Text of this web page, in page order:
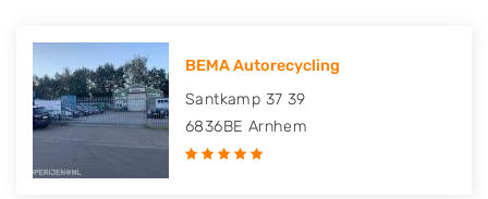
BEMA Autorecycling
Santkamp 37 39
6836BE Arnhem